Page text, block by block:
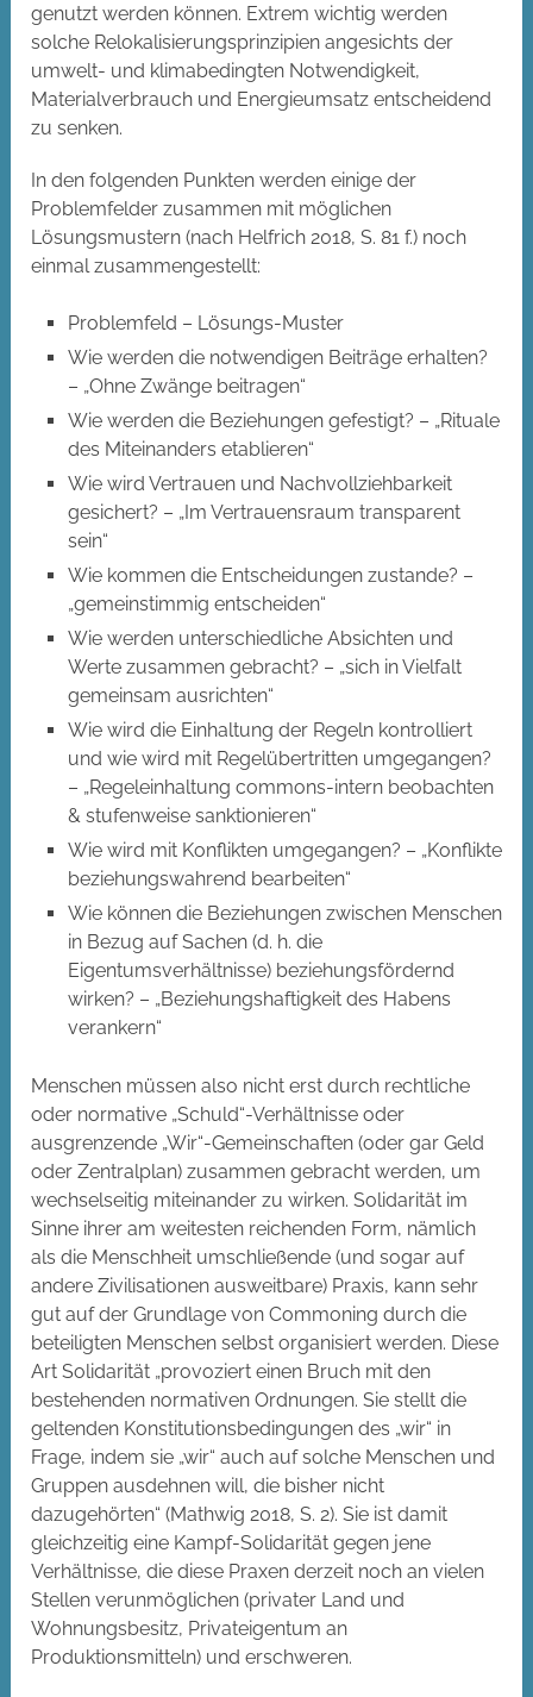
genutzt werden können. Extrem wichtig werden
solche Relokalisierungsprinzipien angesichts der
umwelt- und klimabedingten Notwendigkeit,
Materialverbrauch und Energieumsatz entscheidend
zu senken.
In den folgenden Punkten werden einige der
Problemfelder zusammen mit möglichen
Lösungsmustern (nach Helfrich 2018, S. 81 f.) noch
einmal zusammengestellt:
Problemfeld – Lösungs-Muster
Wie werden die notwendigen Beiträge erhalten?
– „Ohne Zwänge beitragen“
Wie werden die Beziehungen gefestigt? – „Rituale
des Miteinanders etablieren“
Wie wird Vertrauen und Nachvollziehbarkeit
gesichert? – „Im Vertrauensraum transparent
sein“
Wie kommen die Entscheidungen zustande? –
„gemeinstimmig entscheiden“
Wie werden unterschiedliche Absichten und
Werte zusammen gebracht? – „sich in Vielfalt
gemeinsam ausrichten“
Wie wird die Einhaltung der Regeln kontrolliert
und wie wird mit Regelübertritten umgegangen?
– „Regeleinhaltung commons-intern beobachten
& stufenweise sanktionieren“
Wie wird mit Konflikten umgegangen? – „Konflikte
beziehungswahrend bearbeiten“
Wie können die Beziehungen zwischen Menschen
in Bezug auf Sachen (d. h. die
Eigentumsverhältnisse) beziehungsfördernd
wirken? – „Beziehungshaftigkeit des Habens
verankern“
Menschen müssen also nicht erst durch rechtliche
oder normative „Schuld“-Verhältnisse oder
ausgrenzende „Wir“-Gemeinschaften (oder gar Geld
oder Zentralplan) zusammen gebracht werden, um
wechselseitig miteinander zu wirken. Solidarität im
Sinne ihrer am weitesten reichenden Form, nämlich
als die Menschheit umschließende (und sogar auf
andere Zivilisationen ausweitbare) Praxis, kann sehr
gut auf der Grundlage von Commoning durch die
beteiligten Menschen selbst organisiert werden. Diese
Art Solidarität „provoziert einen Bruch mit den
bestehenden normativen Ordnungen. Sie stellt die
geltenden Konstitutionsbedingungen des „wir“ in
Frage, indem sie „wir“ auch auf solche Menschen und
Gruppen ausdehnen will, die bisher nicht
dazugehörten“ (Mathwig 2018, S. 2). Sie ist damit
gleichzeitig eine Kampf-Solidarität gegen jene
Verhältnisse, die diese Praxen derzeit noch an vielen
Stellen verunmöglichen (privater Land und
Wohnungsbesitz, Privateigentum an
Produktionsmitteln) und erschweren.